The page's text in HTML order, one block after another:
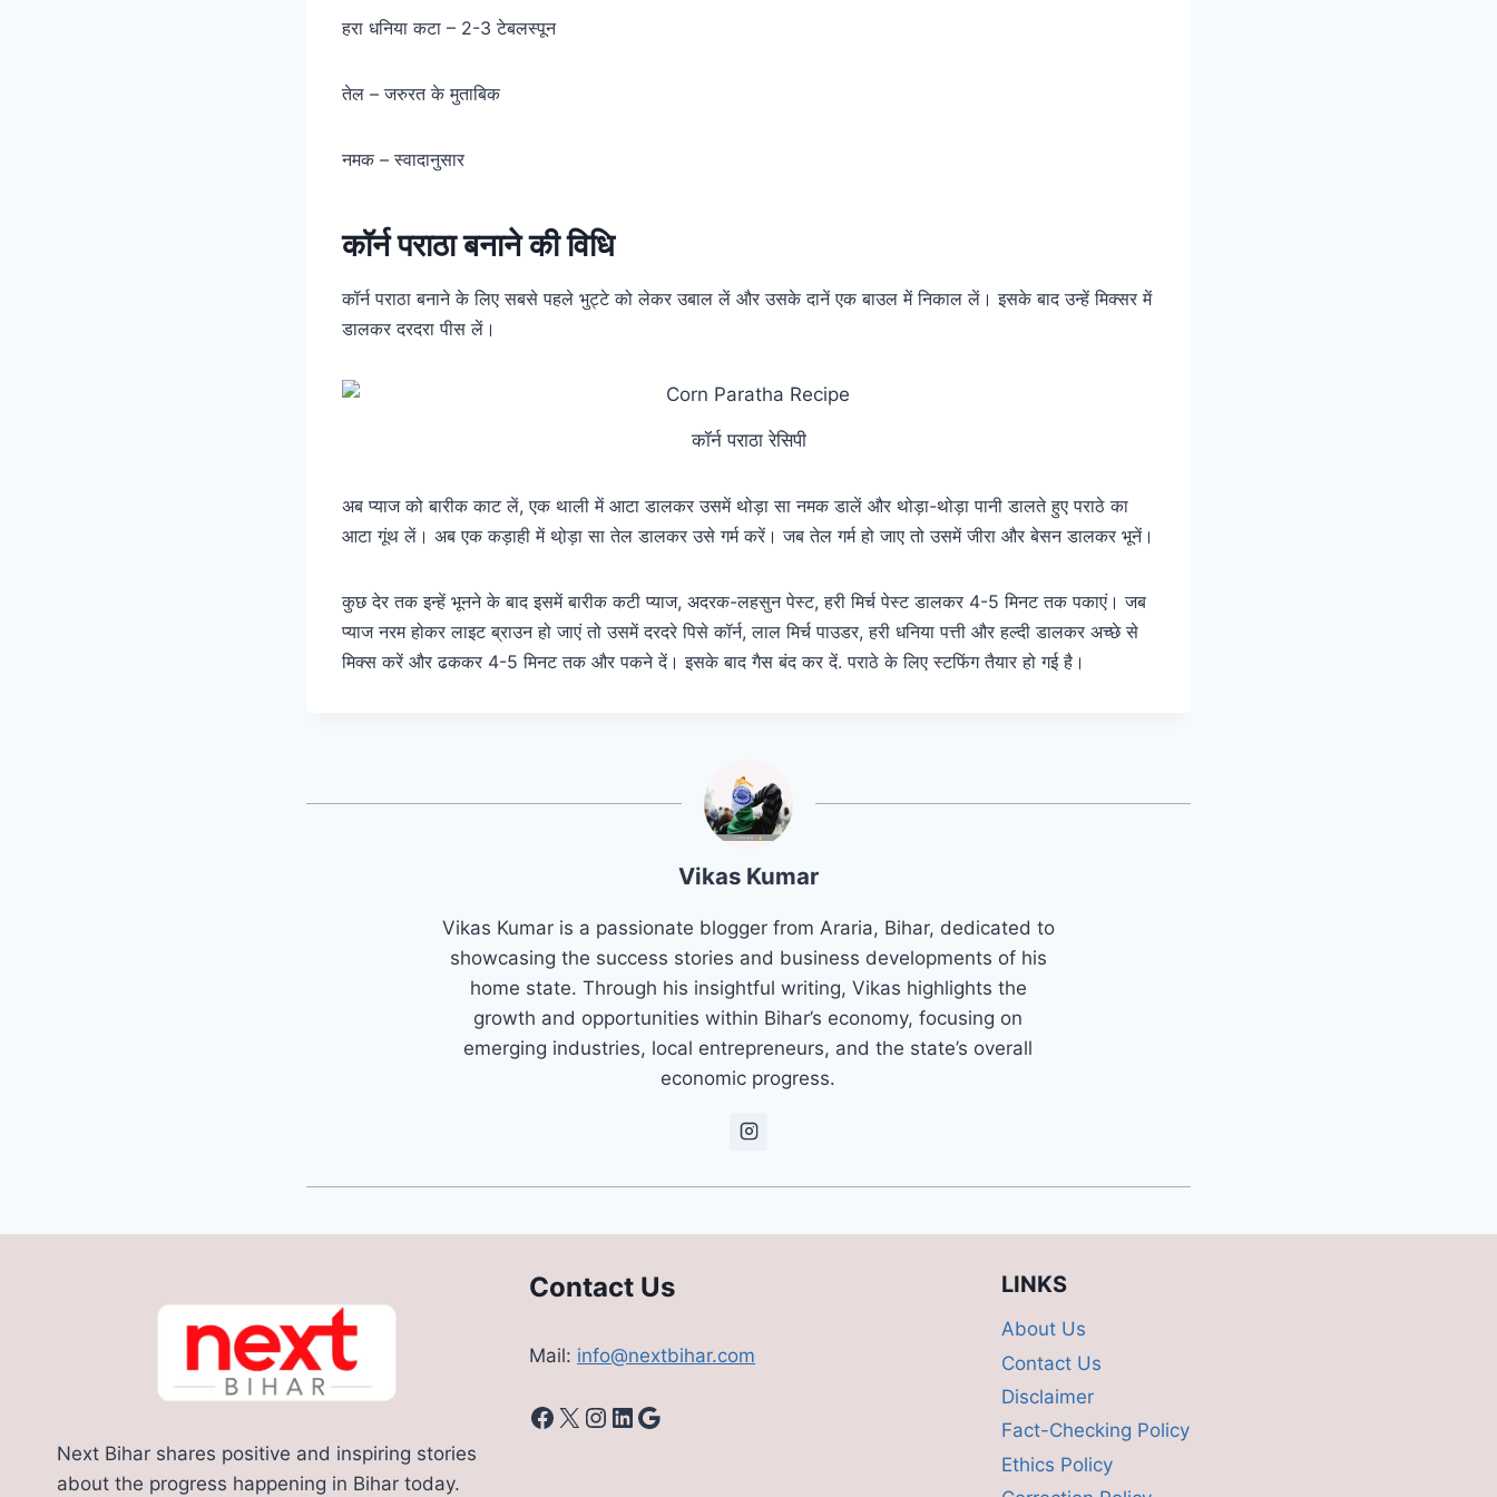
हरा धनिया कटा – 2-3 टेबलस्पून
तेल – जरुरत के मुताबिक
नमक – स्वादानुसार
कॉर्न पराठा बनाने की विधि
कॉर्न पराठा बनाने के लिए सबसे पहले भुट्टे को लेकर उबाल लें और उसके दानें एक बाउल में निकाल लें। इसके बाद उन्हें मिक्सर में
डालकर दरदरा पीस लें।
कॉर्न पराठा रेसिपी
अब प्याज को बारीक काट लें, एक थाली में आटा डालकर उसमें थोड़ा सा नमक डालें और थोड़ा-थोड़ा पानी डालते हुए पराठे का
आटा गूंथ लें। अब एक कड़ाही में थो़ड़ा सा तेल डालकर उसे गर्म करें। जब तेल गर्म हो जाए तो उसमें जीरा और बेसन डालकर भूनें।
कुछ देर तक इन्हें भूनने के बाद इसमें बारीक कटी प्याज, अदरक-लहसुन पेस्ट, हरी मिर्च पेस्ट डालकर 4-5 मिनट तक पकाएं। जब
प्याज नरम होकर लाइट ब्राउन हो जाएं तो उसमें दरदरे पिसे कॉर्न, लाल मिर्च पाउडर, हरी धनिया पत्ती और हल्दी डालकर अच्छे से
मिक्स करें और ढककर 4-5 मिनट तक और पकने दें। इसके बाद गैस बंद कर दें. पराठे के लिए स्टफिंग तैयार हो गई है।
Vikas Kumar
Vikas Kumar is a passionate blogger from Araria, Bihar, dedicated to
showcasing the success stories and business developments of his
home state. Through his insightful writing, Vikas highlights the
growth and opportunities within Bihar’s economy, focusing on
emerging industries, local entrepreneurs, and the state’s overall
economic progress.
Next Bihar shares positive and inspiring stories
about the progress happening in Bihar today.
Contact Us
Mail: info@nextbihar.com
Facebook
X Instagram
LinkedIn
Google
LINKS
About Us
Contact Us
Disclaimer
Fact-Checking Policy
Ethics Policy